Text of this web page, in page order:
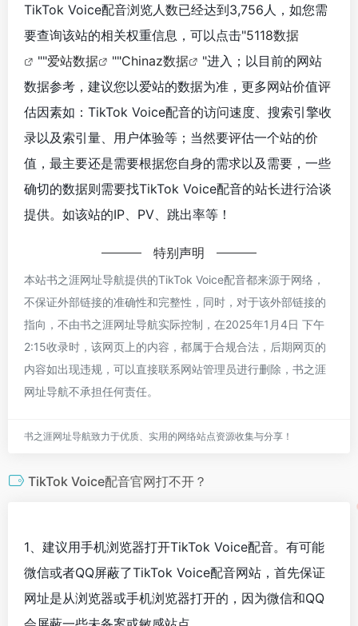
TikTok Voice配音浏览人数已经达到3,756人，如您需
要查询该站的相关权重信息，可以点击"5118数据
""爱站数据 ""Chinaz数据
"进入；以目前的网站
数据参考，建议您以爱站的数据为准，更多网站价值评
估因素如：TikTok Voice配音的访问速度、搜索引擎收
录以及索引量、用户体验等；当然要评估一个站的价
值，最主要还是需要根据您自身的需求以及需要，一些
确切的数据则需要找TikTok Voice配音的站长进行洽谈
提供。如该站的IP、PV、跳出率等！
特别声明
本站书之涯网址导航提供的TikTok Voice配音都来源于网络，
不保证外部链接的准确性和完整性，同时，对于该外部链接的
指向，不由书之涯网址导航实际控制，在2025年1月4日 下午
2:15收录时，该网页上的内容，都属于合规合法，后期网页的
内容如出现违规，可以直接联系网站管理员进行删除，书之涯
网址导航不承担任何责任。
书之涯网址导航致力于优质、实用的网络站点资源收集与分享！
TikTok Voice配音官网打不开？
1、建议用手机浏览器打开TikTok Voice配音。有可能
微信或者QQ屏蔽了TikTok Voice配音网站，首先保证
网址是从浏览器或手机浏览器打开的，因为微信和QQ